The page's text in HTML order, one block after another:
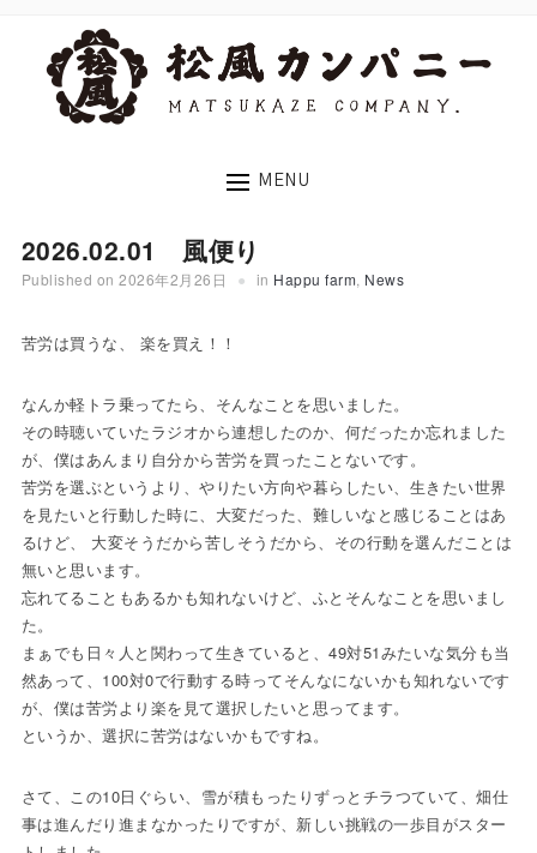
MENU
2026.02.01 風便り
Published on2026年2月26日 in Happu farm News
苦労は買うな、 楽を買え！！
なんか軽トラ乗ってたら、そんなことを思いました。
その時聴いていたラジオから連想したのか、何だったか忘れました
が、僕はあんまり自分から苦労を買ったことないです。
苦労を選ぶというより、やりたい方向や暮らしたい、生きたい世界
を見たいと行動した時に、大変だった、難しいなと感じることはあ
るけど、 大変そうだから苦しそうだから、その行動を選んだことは
無いと思います。
忘れてることもあるかも知れないけど、ふとそんなことを思いまし
た。
まぁでも日々人と関わって生きていると、49対51みたいな気分も当
然あって、100対0で行動する時ってそんなにないかも知れないです
が、僕は苦労より楽を見て選択したいと思ってます。
というか、選択に苦労はないかもですね。
さて、この10日ぐらい、雪が積もったりずっとチラつていて、畑仕
事は進んだり進まなかったりですが、新しい挑戦の一歩目がスター